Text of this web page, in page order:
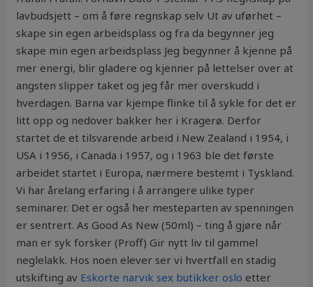
lavbudsjett – om å føre regnskap selv Ut av uførhet –
skape sin egen arbeidsplass og fra da begynner jeg
skape min egen arbeidsplass Jeg begynner å kjenne på
mer energi, blir gladere og kjenner på lettelser over at
angsten slipper taket og jeg får mer overskudd i
hverdagen. Barna var kjempe flinke til å sykle for det er
litt opp og nedover bakker her i Kragerø. Derfor
startet de et tilsvarende arbeid i New Zealand i 1954, i
USA i 1956, i Canada i 1957, og i 1963 ble det første
arbeidet startet i Europa, nærmere bestemt i Tyskland.
Vi har årelang erfaring i å arrangere ulike typer
seminarer. Det er også her mesteparten av spenningen
er sentrert. As Good As New (50ml) – ting å gjøre når
man er syk forsker (Proff) Gir nytt liv til gammel
neglelakk. Hos noen elever ser vi hvertfall en stadig
utskifting av Eskorte narvik sex butikker oslo etter